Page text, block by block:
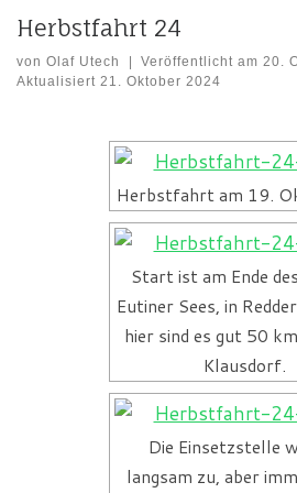
Herbstfahrt 24
von Olaf Utech Veröffentlicht am20.
Aktualisiert 21. Oktober 2024
Herbstfahrt am 19.
Start ist am Ende
Eutiner Sees, in
hier sind es gut 50
Klausdorf.
Die Einsetzstelle
langsam zu, aber